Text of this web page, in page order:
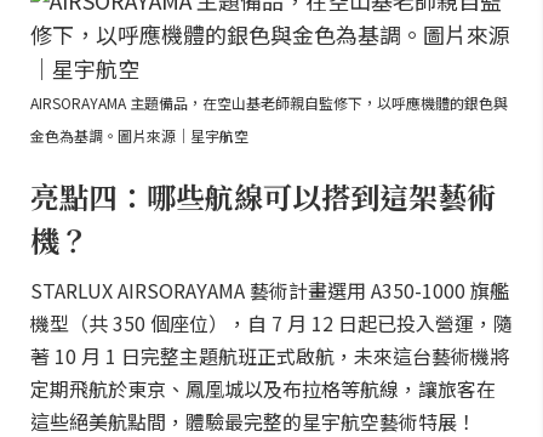
AIRSORAYAMA 主題備品，在空山基老師親自監修下，以呼應機體的銀色與
金色為基調。圖片來源｜星宇航空
亮點四：哪些航線可以搭到這架藝術
機？
STARLUX AIRSORAYAMA 藝術計畫選用 A350-1000 旗艦
機型（共 350 個座位），自 7 月 12 日起已投入營運，隨
著 10 月 1 日完整主題航班正式啟航，未來這台藝術機將
定期飛航於東京、鳳凰城以及布拉格等航線，讓旅客在
這些絕美航點間，體驗最完整的星宇航空藝術特展！